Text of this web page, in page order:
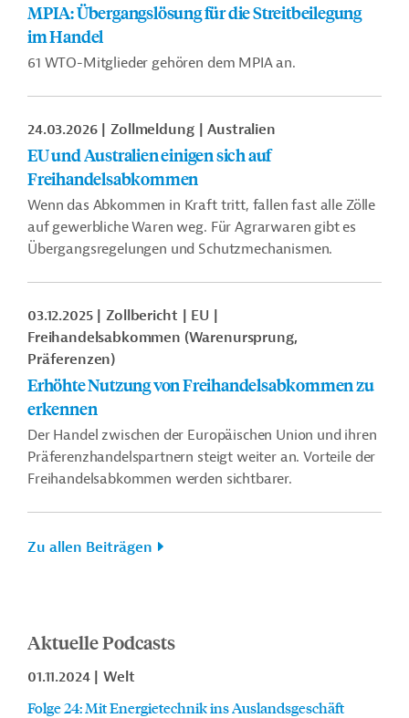
MPIA: Übergangslösung für die Streitbeilegung
im Handel
61 WTO-Mitglieder gehören dem MPIA an.
24.03.2026 Zollmeldung Australien
EU und Australien einigen sich auf
Freihandelsabkommen
Wenn das Abkommen in Kraft tritt, fallen fast alle Zölle
auf gewerbliche Waren weg. Für Agrarwaren gibt es
Übergangsregelungen und Schutzmechanismen.
03.12.2025 Zollbericht
EU
Freihandelsabkommen (Warenursprung,
Präferenzen)
Erhöhte Nutzung von Freihandelsabkommen zu
erkennen
Der Handel zwischen der Europäischen Union und ihren
Präferenzhandelspartnern steigt weiter an. Vorteile der
Freihandelsabkommen werden sichtbarer.
Zu allen Beiträgen
Aktuelle Podcasts
01.11.2024 Welt
Folge 24: Mit Energietechnik ins Auslandsgeschäft